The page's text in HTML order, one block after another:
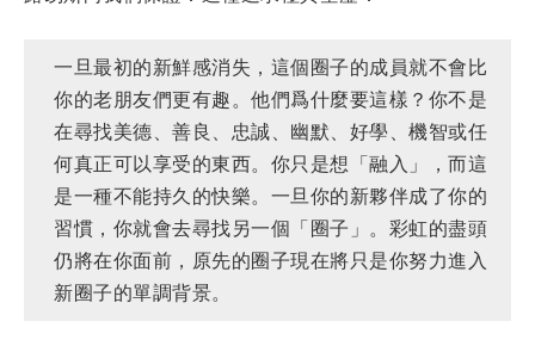
一旦最初的新鮮感消失，這個圈子的成員就不會比
你的老朋友們更有趣。他們爲什麼要這樣？你不是
在尋找美德、善良、忠誠、幽默、好學、機智或任
何真正可以享受的東西。你只是想「融入」，而這
是一種不能持久的快樂。一旦你的新夥伴成了你的
習慣，你就會去尋找另一個「圈子」。彩虹的盡頭
仍將在你面前，原先的圈子現在將只是你努力進入
新圈子的單調背景。